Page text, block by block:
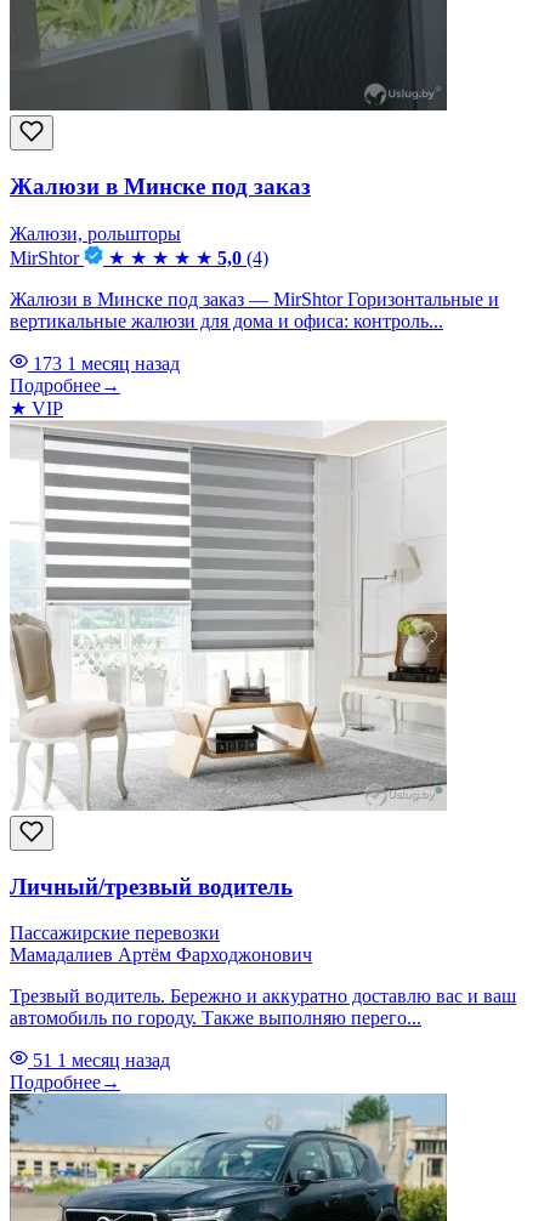
Жалюзи в Минске под заказ
Жалюзи, рольшторы
MirShtor
★ ★ ★ ★ ★ 5,0 (4)
Жалюзи в Минске под заказ — MirShtor Горизонтальные и
вертикальные жалюзи для дома и офиса: контроль...
173 1 месяц назад
Подробнее→
★ VIP
Личный/трезвый водитель
Пассажирские перевозки
Мамадалиев Артём Фарходжонович
Трезвый водитель. Бережно и аккуратно доставлю вас и ваш
автомобиль по городу. Также выполняю перего...
51 1 месяц назад
Подробнее→